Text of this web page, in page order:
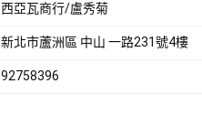
西亞瓦商行/盧秀菊
新北市蘆洲區 中山 一路231號4樓
92758396